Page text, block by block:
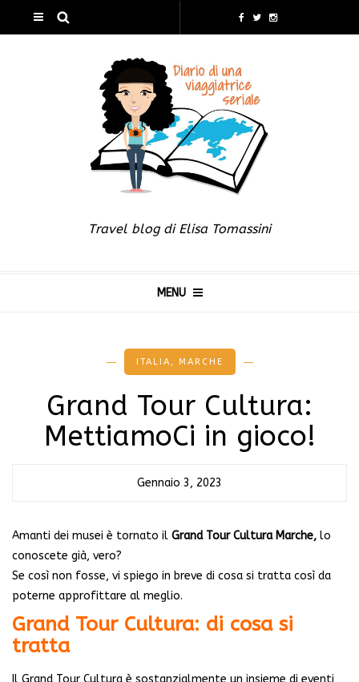
Travel blog di Elisa Tomassini
MENU
ITALIA , MARCHE
Grand Tour Cultura:
MettiamoCi in gioco!
Gennaio 3, 2023
Amanti dei musei è tornato il Grand Tour Cultura Marche, lo
conoscete già, vero?
Se così non fosse, vi spiego in breve di cosa si tratta così da
poterne approfittare al meglio.
Grand Tour Cultura: di cosa si
tratta
Il Grand Tour Cultura è sostanzialmente un insieme di eventi